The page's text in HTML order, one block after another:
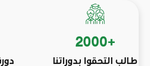
+
2000
طـالب التحقوا بدوراتنا